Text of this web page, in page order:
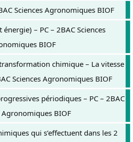
Sciences Agronomiques BIOF
– PC – 2BAC Sciences
BIOF
chimique – La vitesse
Sciences Agronomiques BIOF
périodiques – PC – 2BAC
Agronomiques BIOF
qui s’effectuent dans les 2